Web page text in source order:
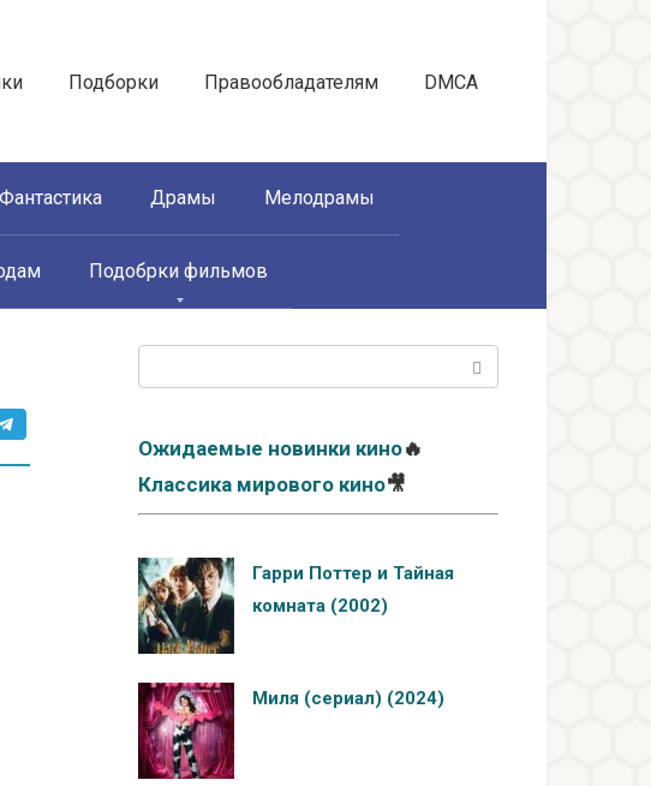
Подборки Правообладателям DMCA
Фантастика Драмы Мелодрамы
Подобрки фильмов
Ожидаемые новинки кино🔥
Классика мирового кино🎥
Гарри Поттер и Тайная
комната (2002)
Миля (сериал) (2024)